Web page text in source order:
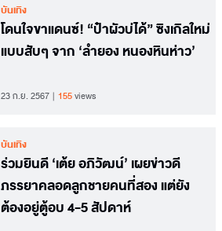
บันเทิง
โดนใจขาแดนซ์! “ป๋าผัวบ่ได้” ซิงเกิลใหม่
แบบสับๆ จาก ‘ลำยอง หนองหินห่าว’
23 ก.ย. 2567 155views
บันเทิง
ร่วมยินดี ‘เต้ย อภิวัฒน์’ เผยข่าวดี
ภรรยาคลอดลูกชายคนที่สอง แต่ยัง
ต้องอยู่ตู้อบ 4-5 สัปดาห์